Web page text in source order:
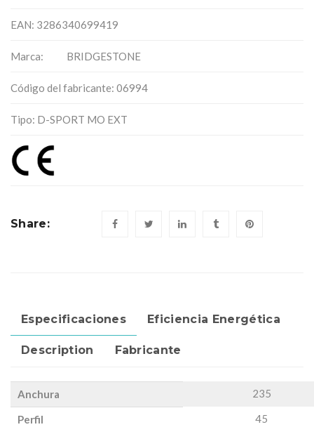
EAN: 3286340699419
Marca: BRIDGESTONE
Código del fabricante: 06994
Tipo: D-SPORT MO EXT
Share:
Especificaciones Eficiencia Energética
Description Fabricante
Anchura 235
Perfil 45